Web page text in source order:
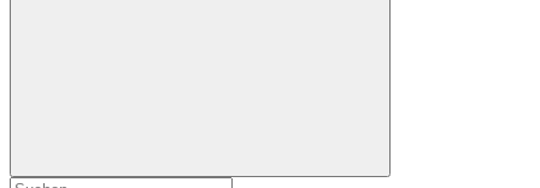
Suchformular